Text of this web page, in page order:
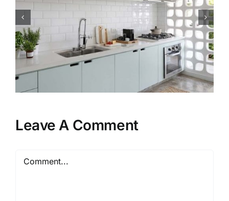
Hal yang Harus Diperhatikan
Saat Renovasi Memindah
Kloset Kamar Mandi
Leave A Comment